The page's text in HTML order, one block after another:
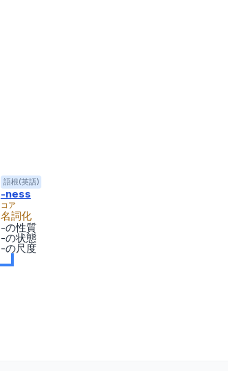
語根(英語)
-ness
コア
名詞化
-の性質
-の状態
-の尺度